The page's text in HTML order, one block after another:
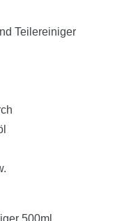
Teilereiniger
500ml